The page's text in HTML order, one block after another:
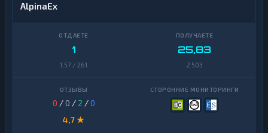
AlpinaEx
1
1,57 / 261
25,83
2 503
0 / 0 / 2 /0
4,7 ★